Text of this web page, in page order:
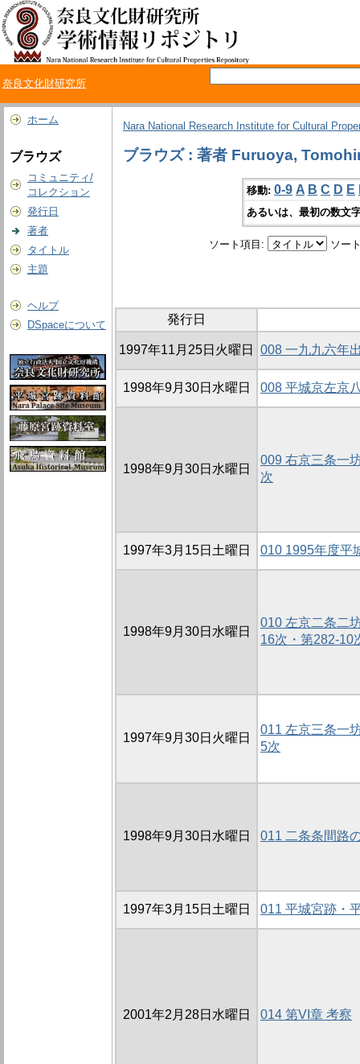
奈良文化財研究所
ホーム
ブラウズ
コミュニティ/
コレクション
発行日
著者
タイトル
主題
ヘルプ
DSpaceについて
Nara National Research Institute for Cultural
ブラウズ : 著者 Furuoya,
移動: 0-9 A B C D E
あるいは、最初の数文
ソート項目: ソー
発行日
1997年11月25日火曜日 008 一九九六年
1998年9月30日水曜日 008 平城京左京
1998年9月30日水曜日
009 右京三条一
次
1997年3月15日土曜日 010 1995年度平
1998年9月30日水曜日
010 左京二条二
16次・第282-10
1997年9月30日火曜日
011 左京三条一
5次
1998年9月30日水曜日 011 二条条間路
1997年3月15日土曜日 011 平城宮跡・
2001年2月28日水曜日 014 第VI章 考察